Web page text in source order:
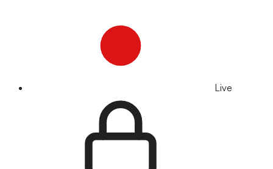
Live